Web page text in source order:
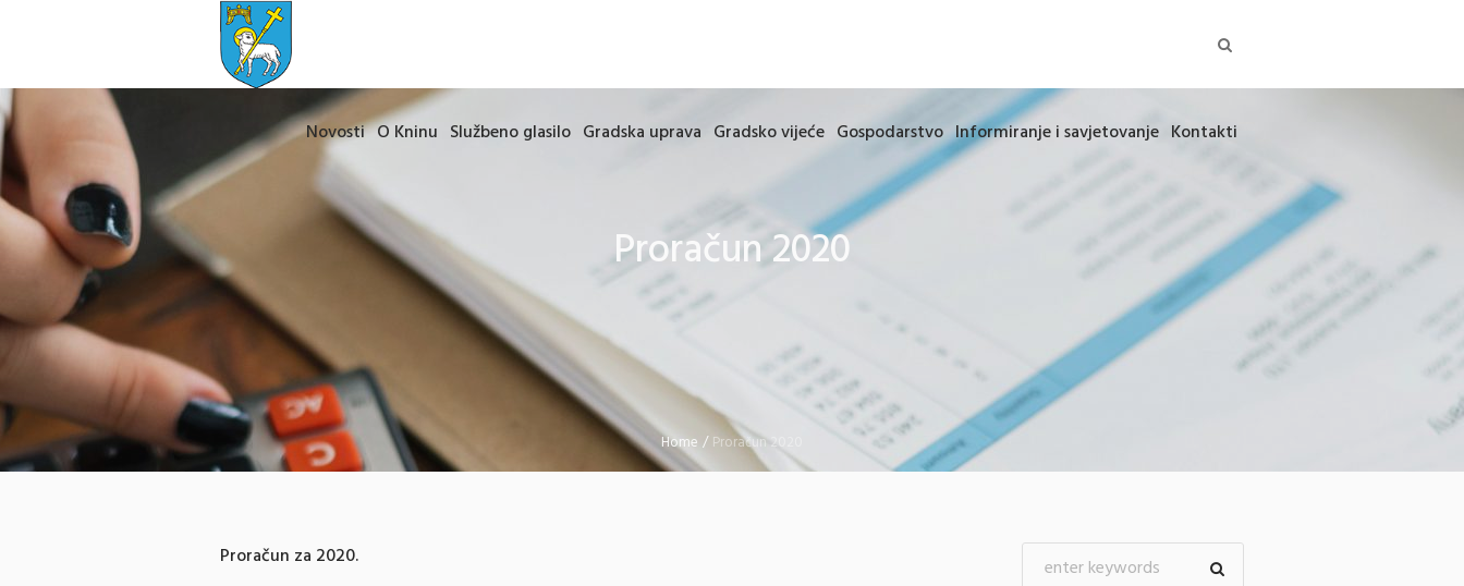
Novosti O Kninu Službeno glasilo Gradska uprava Gradsko vijeće Gospodarstvo Informiranje i savjetovanje Kontakti
Proračun 2020
Home /Proračun 2020
Proračun za 2020.